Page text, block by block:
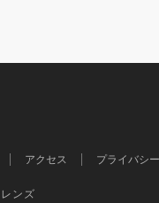
アクセス プライバシ
ンズ